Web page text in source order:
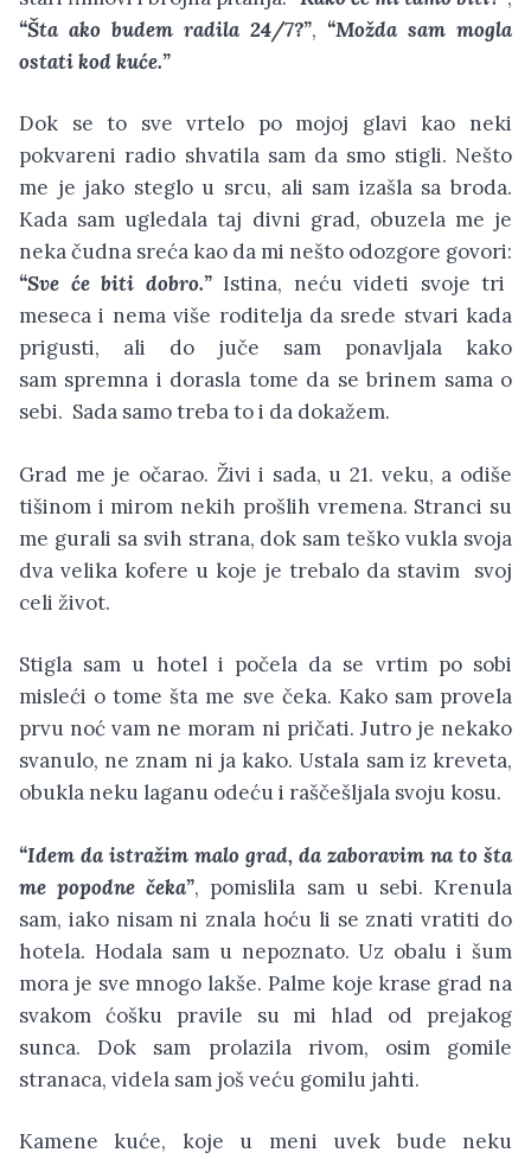
“Šta ako budem radila 24/7?”, “Možda sam mogla
ostati kod kuće.”
Dok se to sve vrtelo po mojoj glavi kao neki
pokvareni radio shvatila sam da smo stigli. Nešto
me je jako steglo u srcu, ali sam izašla sa broda.
Kada sam ugledala taj divni grad, obuzela me je
neka čudna sreća kao da mi nešto odozgore govori:
“Sve će biti dobro.” Istina, neću videti svoje tri
meseca i nema više roditelja da srede stvari kada
prigusti, ali do juče sam ponavljala kako
sam spremna i dorasla tome da se brinem sama o
sebi. Sada samo treba to i da dokažem.
Grad me je očarao. Živi i sada, u 21. veku, a odiše
tišinom i mirom nekih prošlih vremena. Stranci su
me gurali sa svih strana, dok sam teško vukla svoja
dva velika kofere u koje je trebalo da stavim svoj
celi život.
Stigla sam u hotel i počela da se vrtim po sobi
misleći o tome šta me sve čeka. Kako sam provela
prvu noć vam ne moram ni pričati. Jutro je nekako
svanulo, ne znam ni ja kako. Ustala sam iz kreveta,
obukla neku laganu odeću i raščešljala svoju kosu.
“Idem da istražim malo grad, da zaboravim na to šta
me popodne čeka”, pomislila sam u sebi. Krenula
sam, iako nisam ni znala hoću li se znati vratiti do
hotela. Hodala sam u nepoznato. Uz obalu i šum
mora je sve mnogo lakše. Palme koje krase grad na
svakom ćošku pravile su mi hlad od prejakog
sunca. Dok sam prolazila rivom, osim gomile
stranaca, videla sam još veću gomilu jahti.
Kamene kuće, koje u meni uvek bude neku